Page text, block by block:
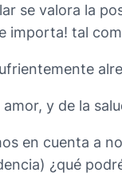
se valora la
importa! tal
y de la
en cuenta a
¿qué